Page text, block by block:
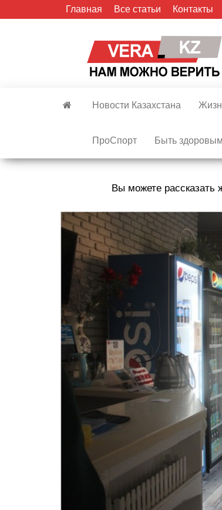
Главная Все статьи Контакты
Новости Казахстана
ПроСпорт Быть здоровым
Вы можете рассказать